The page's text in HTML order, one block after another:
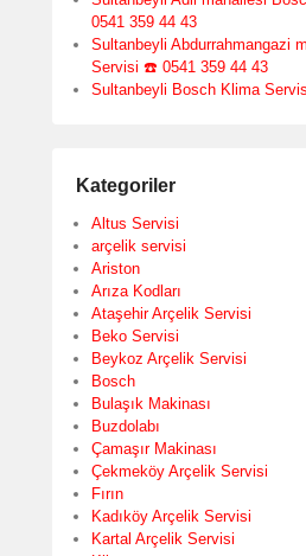
0541 359 44 43
Sultanbeyli Abdurrahmangazi
Servisi ☎️ 0541 359 44 43
Sultanbeyli Bosch Klima
Kategoriler
Altus Servisi
arçelik servisi
Ariston
Arıza Kodları
Ataşehir Arçelik Servisi
Beko Servisi
Beykoz Arçelik Servisi
Bosch
Bulaşık Makinası
Buzdolabı
Çamaşır Makinası
Çekmeköy Arçelik Servisi
Fırın
Kadıköy Arçelik Servisi
Kartal Arçelik Servisi